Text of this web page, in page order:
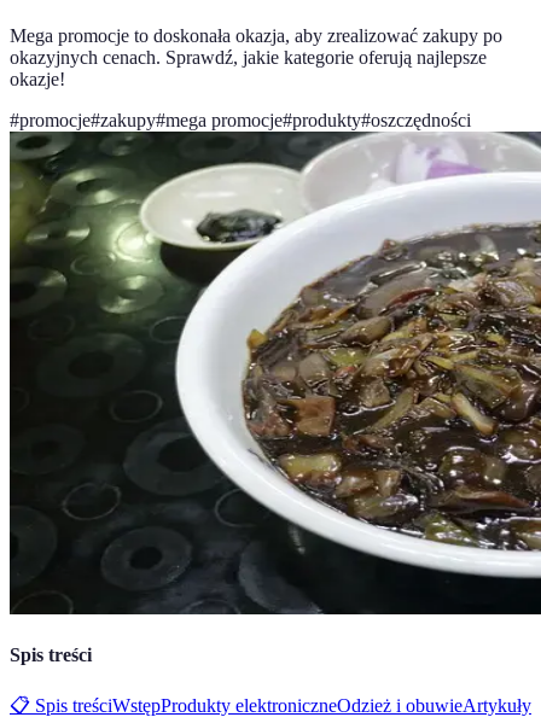
Mega promocje to doskonała okazja, aby zrealizować zakupy po
okazyjnych cenach. Sprawdź, jakie kategorie oferują najlepsze
okazje!
#promocje#zakupy#mega promocje#produkty#oszczędności
Spis treści
📋 Spis treściWstępProdukty elektroniczneOdzież i obuwieArtykuły